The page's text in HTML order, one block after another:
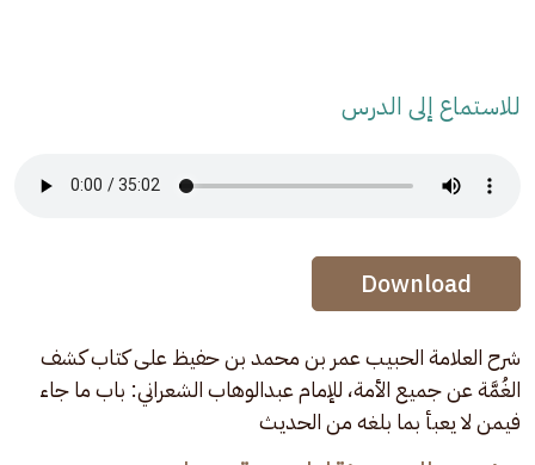
للاستماع إلى الدرس
Audio Stream
Audio Stream
Download
شرح العلامة الحبيب عمر بن محمد بن حفيظ على كتاب كشف
الغُمَّة عن جميع الأمة، للإمام عبدالوهاب الشعراني: باب ما جاء
فيمن لا يعبأ بما بلغه من الحديث